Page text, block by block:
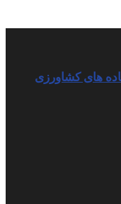
های کشاورزی